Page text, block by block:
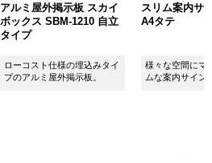
アルミ屋外掲示板 スカイ
ボックス SBM-1210 自立
タイプ
ローコスト仕様の埋込みタイ
プのアルミ屋外掲示板。
スリム案内サ
A4タテ
様々な空間にマ
ムな案内サイン